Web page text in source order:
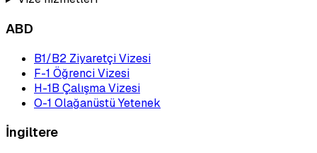
ABD
B1/B2 Ziyaretçi Vizesi
F-1 Öğrenci Vizesi
H-1B Çalışma Vizesi
O-1 Olağanüstü Yetenek
İngiltere